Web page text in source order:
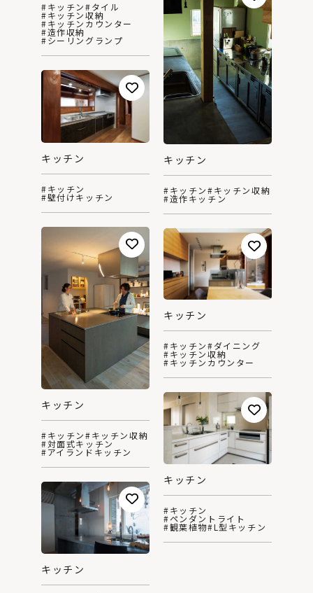
#キッチン#タイル
#キッチン収納
#キッチンカウンター
#造作収納
#シーリングランプ
キッチン
#キッチン#キッチン収納
#造作キッチン
キッチン
#キッチン
#壁付けキッチン
キッチン
#キッチン#キッチン収納
#対面式キッチン
#アイランドキッチン
キッチン
#キッチン#ダイニング
#キッチン収納
#キッチンカウンター
キッチン
#キッチン
#ペンダントライト
#観葉植物#L型キッチン
キッチン